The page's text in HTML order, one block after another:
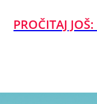
PROČITAJ JOŠ: